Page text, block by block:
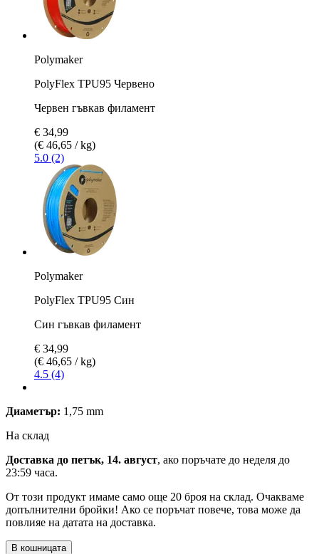
Polymaker
PolyFlex TPU95 Червено
Червен гъвкав филамент
€ 34,99
(€ 46,65 / kg)
5.0 (2)
Polymaker
PolyFlex TPU95 Син
Син гъвкав филамент
€ 34,99
(€ 46,65 / kg)
4.5 (4)
Диаметър: 1,75 mm
На склад
Доставка до петък, 14. август, ако поръчате до неделя до
23:59 часа.
От този продукт имаме само още 20 броя на склад. Очакваме
допълнителни бройки! Ако се поръчат повече, това може да
повлияе на датата на доставка.
В кошницата